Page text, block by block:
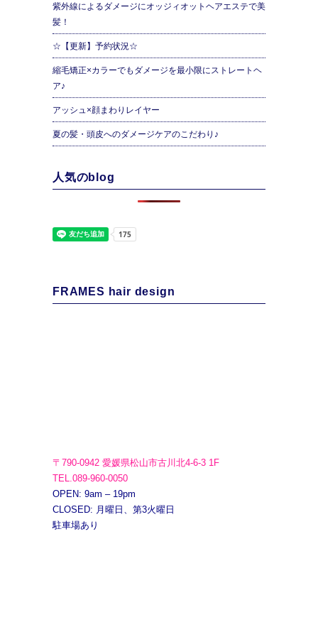
紫外線によるダメージにオッジィオットヘアエステで美
髪！
☆【更新】予約状況☆
縮毛矯正×カラーでもダメージを最小限にストレートヘ
ア♪
アッシュ×顔まわりレイヤー
夏の髪・頭皮へのダメージケアのこだわり♪
人気のblog
FRAMES hair design
〒790-0942 愛媛県松山市古川北4-6-3 1F
TEL.089-960-0050
OPEN: 9am – 19pm
CLOSED: 月曜日、第3火曜日
駐車場あり